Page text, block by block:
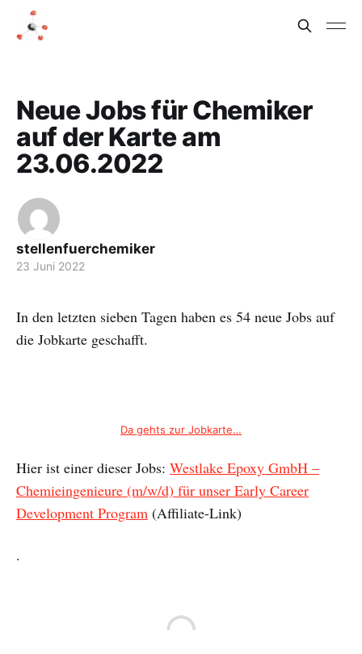
Neue Jobs für Chemiker
auf der Karte am
23.06.2022
stellenfuerchemiker
23 Juni 2022
In den letzten sieben Tagen haben es 54 neue Jobs auf
die Jobkarte geschafft.
Da gehts zur Jobkarte…
Hier ist einer dieser Jobs: Westlake Epoxy GmbH –
Chemieingenieure (m/w/d) für unser Early Career
Development Program (Affiliate-Link)
.